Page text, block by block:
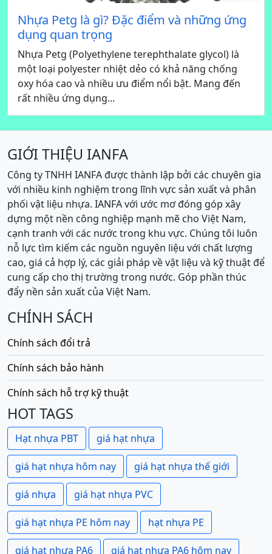
Nhựa Petg là gì? Đặc điểm và những ứng
dụng quan trọng
Nhựa Petg (Polyethylene terephthalate glycol) là
một loại polyester nhiệt dẻo có khả năng chống
oxy hóa cao và nhiều ưu điểm nổi bật. Mang đến
rất nhiều ứng dụng...
GIỚI THIỆU IANFA
Công ty TNHH IANFA được thành lập bởi các chuyên gia
với nhiều kinh nghiệm trong lĩnh vực sản xuất và phân
phối vật liệu nhựa. IANFA với ước mơ đóng góp xây
dựng một nền công nghiệp mạnh mẽ cho Việt Nam,
cạnh tranh với các nước trong khu vực. Chúng tôi luôn
nỗ lực tìm kiếm các nguồn nguyên liệu với chất lượng
cao, giá cả hợp lý, các giải pháp về vật liệu và kỹ thuật để
cung cấp cho thị trường trong nước. Góp phần thúc
đẩy nền sản xuất của Việt Nam.
CHÍNH SÁCH
Chính sách đổi trả
Chính sách bảo hành
Chính sách hỗ trợ kỹ thuật
HOT TAGS
Hạt nhựa PBT giá hạt nhựa
giá hạt nhựa hôm nay giá hạt nhựa thế giới
giá nhựa giá hạt nhựa PVC
giá hạt nhựa PE hôm nay hạt nhựa PE
giá hạt nhựa PA6 giá hạt nhựa PA6 hôm nay